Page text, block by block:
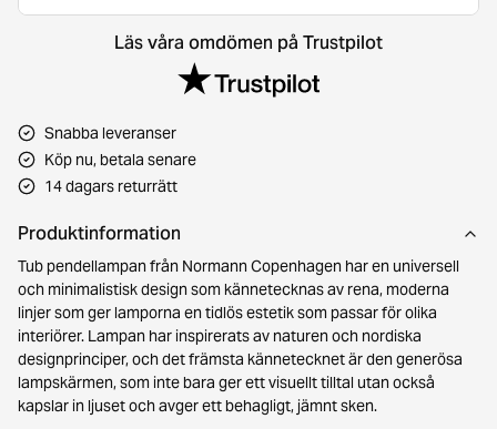
Läs våra omdömen på Trustpilot
Snabba leveranser
Köp nu, betala senare
14 dagars returrätt
Produktinformation
Tub pendellampan från Normann Copenhagen har en universell
och minimalistisk design som kännetecknas av rena, moderna
linjer som ger lamporna en tidlös estetik som passar för olika
interiörer. Lampan har inspirerats av naturen och nordiska
designprinciper, och det främsta kännetecknet är den generösa
lampskärmen, som inte bara ger ett visuellt tilltal utan också
kapslar in ljuset och avger ett behagligt, jämnt sken.